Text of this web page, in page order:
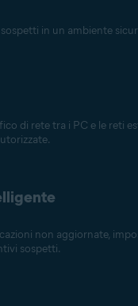
sospetti in un ambiente
di rete tra i PC e le reti
non aggiornate,
sospetti.